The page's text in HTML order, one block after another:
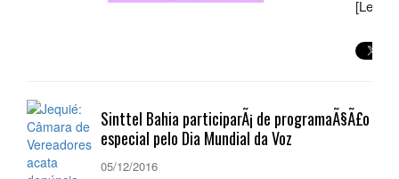
05/12/2016
[Leia mais...]